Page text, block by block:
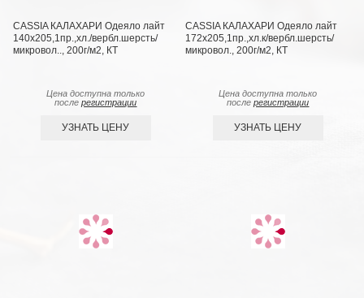
CASSIA КАЛАХАРИ Одеяло лайт
140х205,1пр.,хл./вербл.шерсть/
микровол.., 200г/м2, КТ
Цена доступна только
послерегистрации
УЗНАТЬ ЦЕНУ
CASSIA КАЛАХАРИ Одеяло лайт
172х205,1пр.,хл.к/вербл.шерсть/
микровол., 200г/м2, КТ
Цена доступна только
послерегистрации
УЗНАТЬ ЦЕНУ